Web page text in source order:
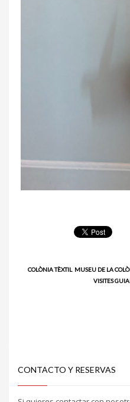
COLÒNIA TÈXTIL, MUSEU DE LA
VISITES
CONTACTO Y RESERVAS